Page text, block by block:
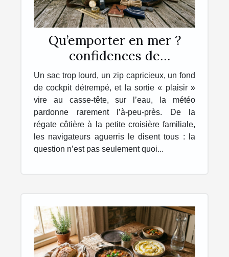
Qu’emporter en mer ?
confidences de
navigateurs sur leur sac
idéal
Un sac trop lourd, un zip capricieux, un fond
de cockpit détrempé, et la sortie « plaisir »
vire au casse-tête, sur l’eau, la météo
pardonne rarement l’à-peu-près. De la
régate côtière à la petite croisière familiale,
les navigateurs aguerris le disent tous : la
question n’est pas seulement quoi...